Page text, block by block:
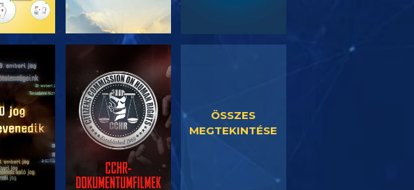
MŰSORNÉZÉS
ÖSSZES
MEGTEKINTÉSE